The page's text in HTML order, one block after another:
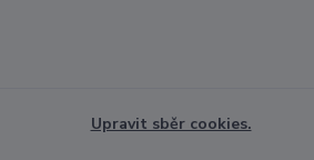
Upravit sběr cookies.